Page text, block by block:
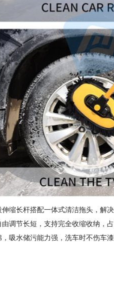
伸缩长杆搭配一体式清洁拖头，解
由调节长短，支持完全收缩收纳，
，吸水储污能力强，洗车时不伤车